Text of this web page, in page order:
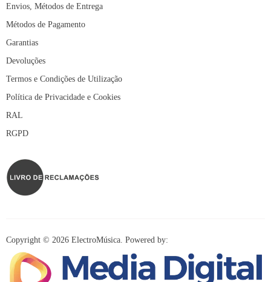
Envios, Métodos de Entrega
Métodos de Pagamento
Garantias
Devoluções
Termos e Condições de Utilização
Política de Privacidade e Cookies
RAL
RGPD
Copyright © 2026 ElectroMúsica. Powered by: